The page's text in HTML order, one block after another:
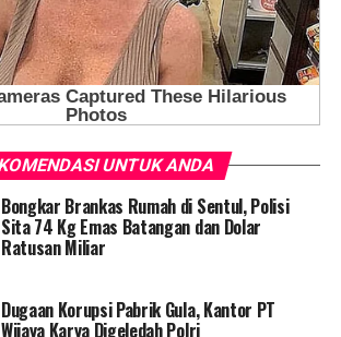
UNTUK ANDA
Bongkar Brankas Rumah di Sentul, Polisi
Sita 74 Kg Emas Batangan dan Dolar
Ratusan Miliar
Dugaan Korupsi Pabrik Gula, Kantor PT
Wijaya Karya Digeledah Polri